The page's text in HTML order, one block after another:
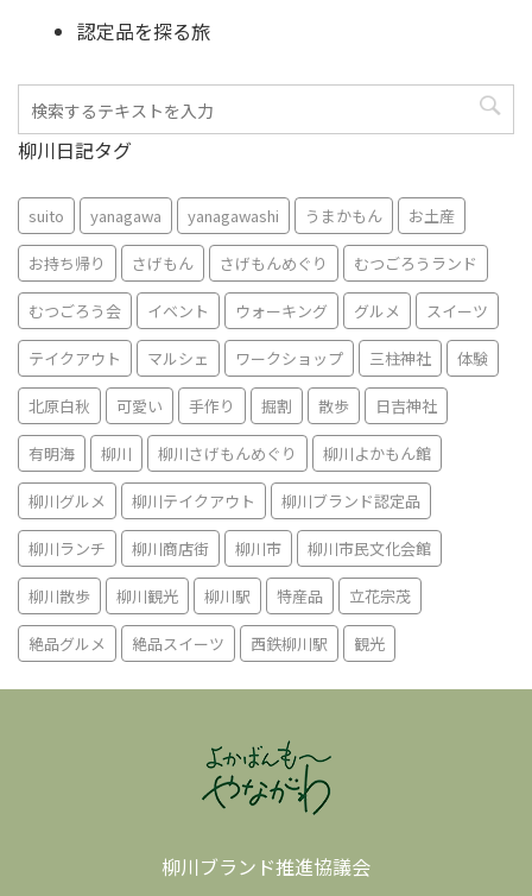
認定品を探る旅
柳川日記タグ
suito yanagawa yanagawashi うまかもん お土産
お持ち帰り さげもん さげもんめぐり むつごろうランド
むつごろう会 イベント ウォーキング グルメ スイーツ
テイクアウト マルシェ ワークショップ 三柱神社 体験
北原白秋 可愛い 手作り 掘割 散歩 日吉神社
有明海 柳川 柳川さげもんめぐり 柳川よかもん館
柳川グルメ 柳川テイクアウト 柳川ブランド認定品
柳川ランチ 柳川商店街 柳川市 柳川市民文化会館
柳川散歩 柳川観光 柳川駅 特産品 立花宗茂
絶品グルメ 絶品スイーツ 西鉄柳川駅 観光
柳川ブランド推進協議会